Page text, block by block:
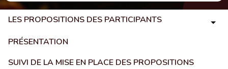
LES PROPOSITIONS DES PARTICIPANTS
PRÉSENTATION
SUIVI DE LA MISE EN PLACE DES PROPOSITIONS